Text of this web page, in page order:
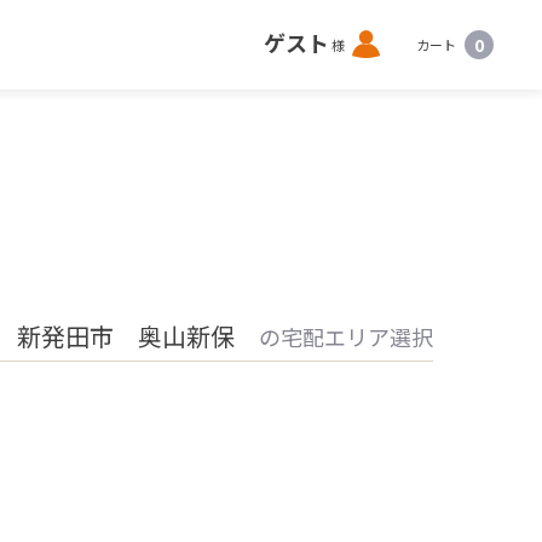
ゲスト 様 ロ
グ
カート 0
新発田市 奥山新保 の宅配エリア選択